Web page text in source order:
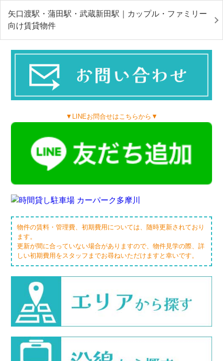
矢口渡駅・蒲田駅・武蔵新田駅｜カップル・ファミリー
向け賃貸物件
▼LINEお問合せはこちらから▼
物件の賃料・管理費、初期費用については、随時更新されており
ます。
更新が間に合っていない場合がありますので、物件見学の際、詳
しい初期費用をスタッフまでお尋ねいただけますと幸いです。